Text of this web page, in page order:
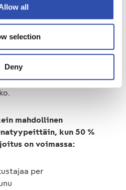
all
selection
Deny
vuoroja lukuun
että
Olemme
ja kaikissa VR:n ja HSL:n
mahdollinen
kun 50 %
on voimassa:
per